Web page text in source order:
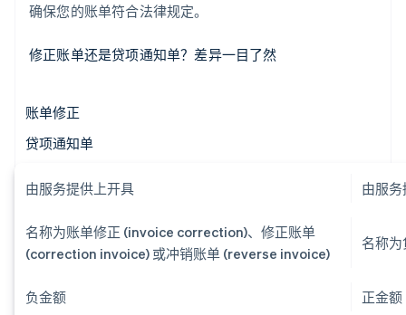
确保您的账单符合法律规定。
修正账单还是贷项通知单？差异一目了然
账单修正
贷项通知单
由服务提供上开具 由服
名称为账单修正 (invoice correction)、修正账单
(correction invoice) 或冲销账单 (reverse invoice)
名称
负金额 正金额